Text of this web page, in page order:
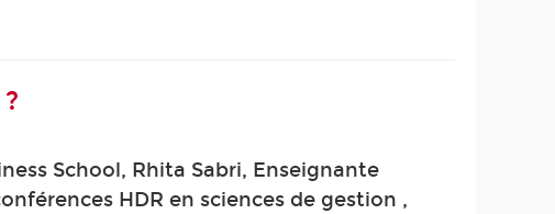
School, Rhita Sabri, Enseignante
HDR en sciences de gestion ,